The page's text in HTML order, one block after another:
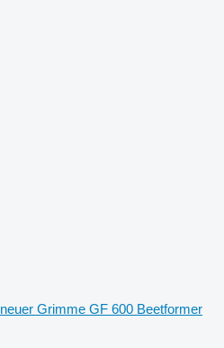
neuer Grimme GF 600 Beetformer